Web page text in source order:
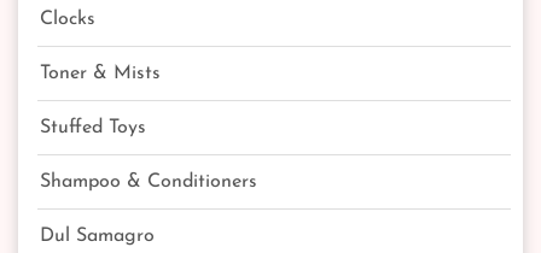
Clocks
Toner & Mists
Stuffed Toys
Shampoo & Conditioners
Dul Samagro